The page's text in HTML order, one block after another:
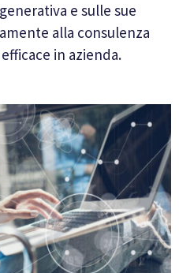
e sulle sue
alla consulenza
in azienda.